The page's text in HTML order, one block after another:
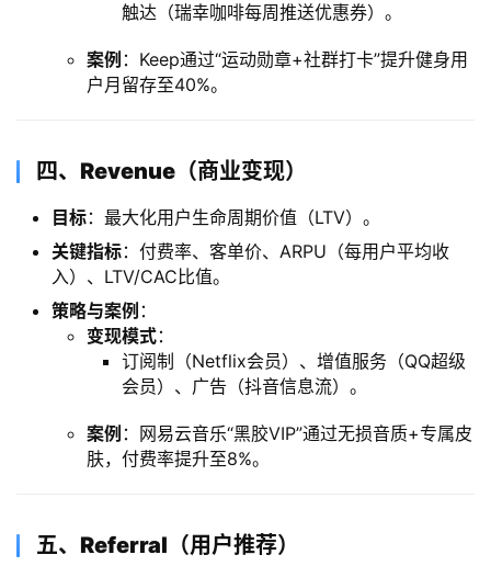
触达（瑞幸咖啡每周推送优惠券）。
​案例​ ​：Keep通过“运动勋章+社群打卡”提升健身用
户月留存至40%。
​四、Revenue（商业变现）​
​目标​​：最大化用户生命周期价值（LTV）。
​关键指标​​：付费率、客单价、ARPU（每用户平均收
入）、LTV/CAC比值。
​策略与案例​ ​：
​变现模式​​：
订阅制（Netflix会员）、增值服务（QQ超级
会员）、广告（抖音信息流）。
​案例​ ​：网易云音乐“黑胶VIP”通过无损音质+专属皮
肤，付费率提升至8%。
​五、Referral（用户推荐）​